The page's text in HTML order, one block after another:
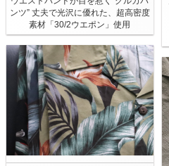
ンツ” 丈夫で光沢に優れた、超高密度
素材「30/2ウエポン」使用